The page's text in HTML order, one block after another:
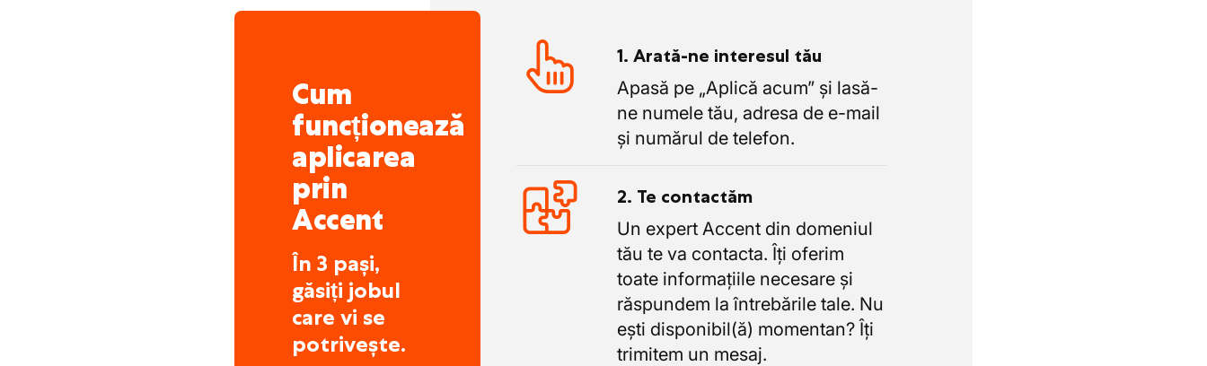
Cum
funcționează
aplicarea
prin
Accent
În 3 pași,
găsiți jobul
care vi se
potrivește.
1. Arată-ne interesul tău
Apasă pe „Aplică acum” și lasă-
ne numele tău, adresa de e-mail
și numărul de telefon.
2. Te contactăm
Un expert Accent din domeniul
tău te va contacta. Îți oferim
toate informațiile necesare și
răspundem la întrebările tale. Nu
ești disponibil(ă) momentan? Îți
trimitem un mesaj.